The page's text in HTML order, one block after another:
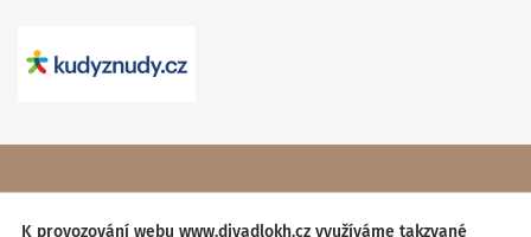
vyhrazena,Obchodní podmínky
K provozování webu www.divadlokh.cz využíváme takzvané